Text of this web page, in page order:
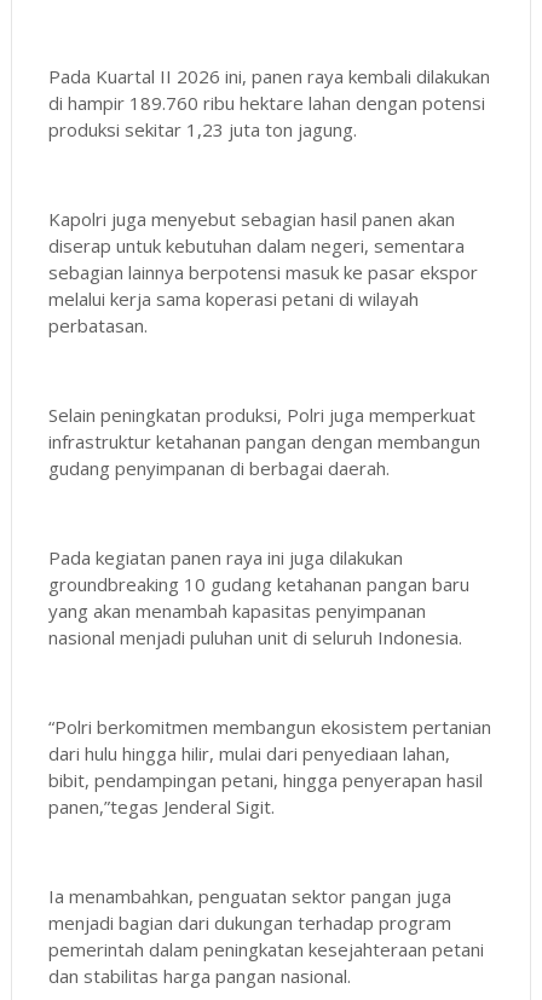
Pada Kuartal II 2026 ini, panen raya kembali dilakukan
di hampir 189.760 ribu hektare lahan dengan potensi
produksi sekitar 1,23 juta ton jagung.
Kapolri juga menyebut sebagian hasil panen akan
diserap untuk kebutuhan dalam negeri, sementara
sebagian lainnya berpotensi masuk ke pasar ekspor
melalui kerja sama koperasi petani di wilayah
perbatasan.
Selain peningkatan produksi, Polri juga memperkuat
infrastruktur ketahanan pangan dengan membangun
gudang penyimpanan di berbagai daerah.
Pada kegiatan panen raya ini juga dilakukan
groundbreaking 10 gudang ketahanan pangan baru
yang akan menambah kapasitas penyimpanan
nasional menjadi puluhan unit di seluruh Indonesia.
“Polri berkomitmen membangun ekosistem pertanian
dari hulu hingga hilir, mulai dari penyediaan lahan,
bibit, pendampingan petani, hingga penyerapan hasil
panen,”tegas Jenderal Sigit.
Ia menambahkan, penguatan sektor pangan juga
menjadi bagian dari dukungan terhadap program
pemerintah dalam peningkatan kesejahteraan petani
dan stabilitas harga pangan nasional.